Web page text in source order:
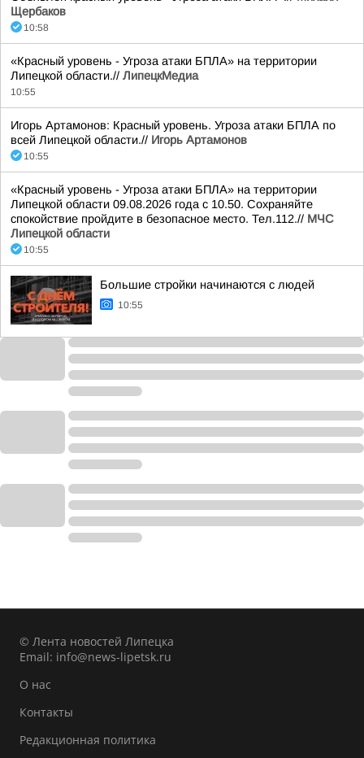
Щербаков
10:58
«Красный уровень - Угроза атаки БПЛА» на территории
Липецкой области.// ЛипецкМедиа
10:55
Игорь Артамонов: Красный уровень. Угроза атаки БПЛА по
всей Липецкой области.// Игорь Артамонов
10:55
«Красный уровень - Угроза атаки БПЛА» на территории
Липецкой области 09.08.2026 года с 10.50. Сохраняйте
спокойствие пройдите в безопасное место. Тел.112.// МЧС
Липецкой области
10:55
Большие стройки начинаются с людей
10:55
© Лента новостей Липецка
Email: info@news-lipetsk.ru
О нас
Контакты
Редакционная политика